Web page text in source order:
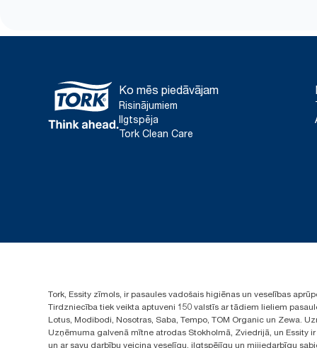
Ko mēs piedāvājam
Risinājumiem
Ilgtspēja
Tork Clean Care
Tork, Essity zīmols, ir pasaules vadošais higiēnas un veselības
Tirdzniecība tiek veikta aptuveni 150 valstīs ar tādiem lieliem
Lotus, Modibodi, Nosotras, Saba, Tempo, TOM Organic un Zewa.
Uzņēmuma galvenā mītne atrodas Stokholmā, Zviedrijā, un Essity
un ar savu darbību veicina veselīgu, ilgtspējīgu un mijiedarbīgu